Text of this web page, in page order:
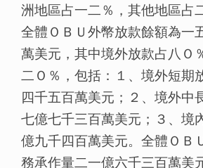
洲地區占一二％，其他地區占
全體ＯＢＵ外幣放款餘額為一
萬美元，其中境外放款占八Ｏ
二Ｏ％，包括：１、境外短期
四千五百萬美元；２、境外中
七億七千三百萬美元；３、境
億九千四百萬美元。全體ＯＢ
務承作量二一億六千三百萬美